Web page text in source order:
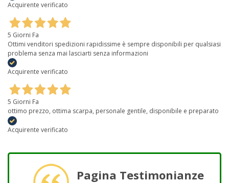
Acquirente verificato
5 Giorni Fa
Ottimi venditori spedizioni rapidissime è sempre disponibili per qualsiasi
problema senza mai lasciarti senza informazioni
Acquirente verificato
5 Giorni Fa
ottimo prezzo, ottima scarpa, personale gentile, disponibile e preparato
Acquirente verificato
Pagina Testimonianze